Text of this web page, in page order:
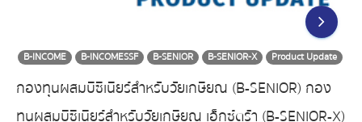
B-INCOME B-INCOMESSF B-SENIOR B-SENIOR-X Product Update
กองทุนผสมบีซีเนียร์สำหรับวัยเกษียณ (B-SENIOR) กอง
ทุนผสมบีซีเนียร์สำหรับวัยเกษียณ เอ็กซ์ตร้า (B-SENIOR-X)